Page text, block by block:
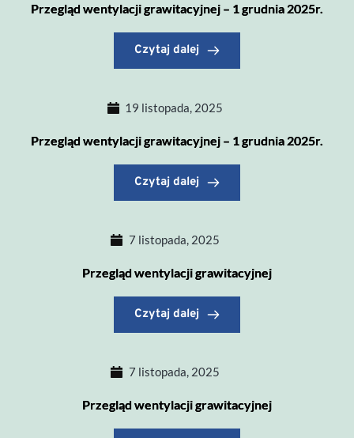
Przegląd wentylacji grawitacyjnej – 1 grudnia 2025r.
Czytaj dalej
19 listopada, 2025
Przegląd wentylacji grawitacyjnej – 1 grudnia 2025r.
Czytaj dalej
7 listopada, 2025
Przegląd wentylacji grawitacyjnej
Czytaj dalej
7 listopada, 2025
Przegląd wentylacji grawitacyjnej